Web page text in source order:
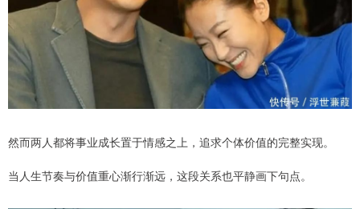
然而两人都将事业成长置于情感之上，追求个体价值的完整实现。
当人生节奏与价值重心渐行渐远，这段关系也平静画下句点。